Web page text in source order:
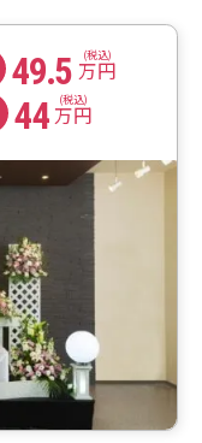
49.5 (税込)
万円
44 (税込)
万円